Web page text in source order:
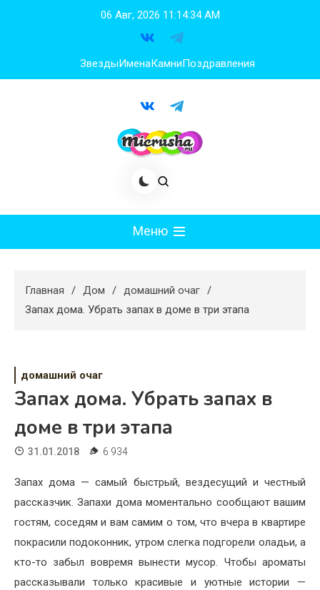
06 Авг, 2026 11:14:34 AM
ЗвездыИменаКамниПоздравления
Меню
Худеем
Свадьба
Жизнь
Хобби
Красота
Недвижимость
Главная Дом
домашний очаг
Запах дома. Убрать запах в доме в три этапа
домашний очаг
Запах дома. Убрать запах в
доме в три этапа
31.01.2018 6 934
Запах дома — самый быстрый, вездесущий и честный
рассказчик. Запахи дома моментально сообщают вашим
гостям, соседям и вам самим о том, что вчера в квартире
покрасили подоконник, утром слегка подгорели оладьи, а
кто-то забыл вовремя вынести мусор. Чтобы ароматы
рассказывали только красивые и уютные истории —